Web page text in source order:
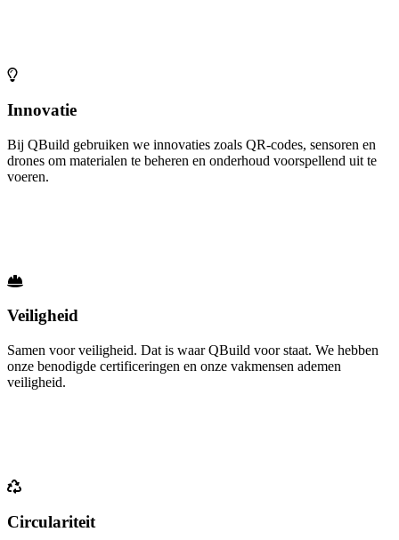
Innovatie
Bij QBuild gebruiken we innovaties zoals QR-codes, sensoren en
drones om materialen te beheren en onderhoud voorspellend uit te
voeren.
Veiligheid
Samen voor veiligheid. Dat is waar QBuild voor staat. We hebben
onze benodigde certificeringen en onze vakmensen ademen
veiligheid.
Circulariteit